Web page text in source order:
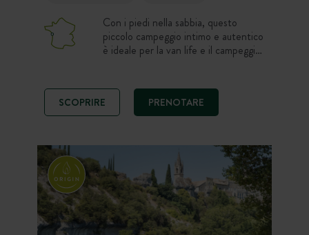
Con i piedi nella sabbia, questo
piccolo campeggio intimo e autentico
è ideale per la van life e il campeggio
Wood 100% confortevole a pochi
passi dalla spiaggia. Amanti
dell’oceano, scegliete un’atmosfera
costa selvaggia, del sole e delle
passeggiate in bicicletta sull’Ile de
Ré.
SCOPRIRE PRENOTARE